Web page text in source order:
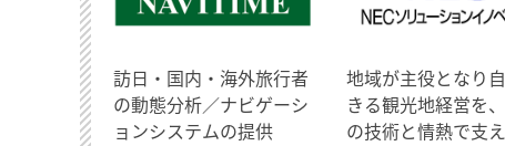
訪日・国内・海外旅行者
の動態分析／ナビゲーシ
ョンシステムの提供
地域が主役となり
きる観光地経営を
の技術と情熱で支